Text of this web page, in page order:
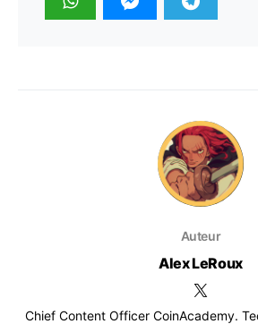
Auteur
Alex LeRoux
Chief Content Officer CoinAcademy.